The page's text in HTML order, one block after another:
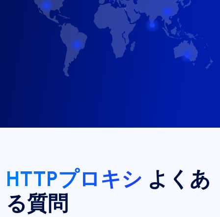
HTTPプロキシ よくあ
る質問